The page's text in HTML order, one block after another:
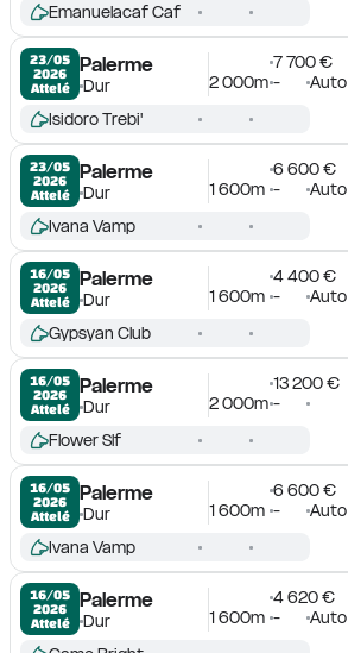
Emanuelacaf Caf
23/05
2026
Attelé
Palerme
Dur
7 700 €
2 000m - Auto
Isidoro Trebi'
23/05
2026
Attelé
Palerme
Dur
6 600 €
1 600m -
Auto
Ivana Vamp
16/05
2026
Attelé
Palerme
Dur
4 400 €
1 600m - Auto
Gypsyan Club
16/05
2026
Attelé
Palerme
Dur
13 200 €
2 000m -
Flower Slf
16/05
2026
Attelé
Palerme
Dur
6 600 €
1 600m -
Auto
Ivana Vamp
16/05
2026
Attelé
Palerme
Dur
4 620 €
1 600m - Auto